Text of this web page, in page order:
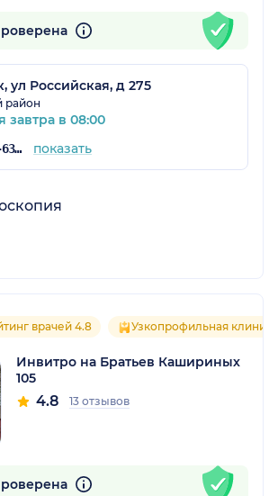
ул Российская, д 275
район
завтра в 08:00
+7 (963) 032-63-92 показать
врачей 4.8 Узкопрофильная клиника
Инвитро на Братьев Кашириных
105
4.8 13 отзывов